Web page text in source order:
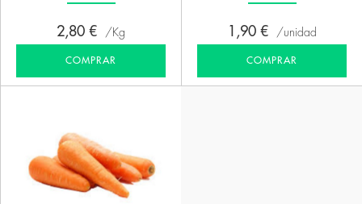
2,80 € Kg
COMPRAR
1,90 € unidad
COMPRAR